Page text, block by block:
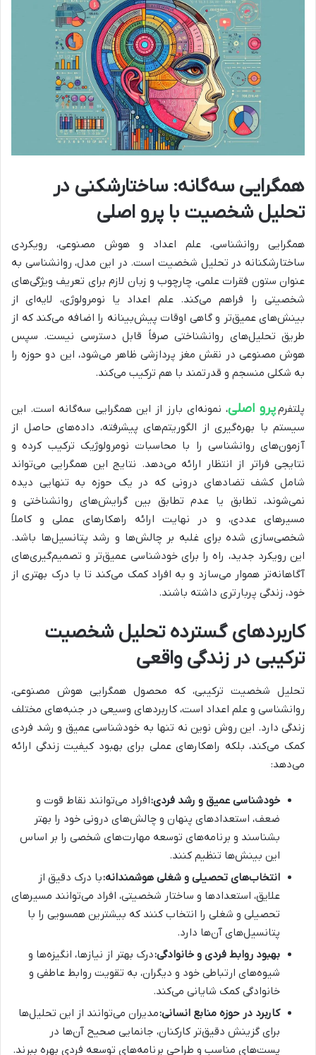
همگرایی سه‌گانه: ساختارشکنی در
تحلیل شخصیت با پرو اصلی
همگرایی روانشناسی، علم اعداد و هوش مصنوعی، رویکردی
ساختارشکنانه در تحلیل شخصیت است. در این مدل، روانشناسی به
عنوان ستون فقرات علمی، چارچوب و زبان لازم برای تعریف ویژگی‌های
شخصیتی را فراهم می‌کند. علم اعداد یا نومرولوژی، لایه‌ای از
بینش‌های عمیق‌تر و گاهی اوقات پیش‌بینانه را اضافه می‌کند که از
طریق تحلیل‌های روانشناختی صرفاً قابل دسترسی نیست. سپس
هوش مصنوعی در نقش مغز پردازشی ظاهر می‌شود، این دو حوزه را
به شکلی منسجم و قدرتمند با هم ترکیب می‌کند.
پلتفرمپرو اصلی، نمونه‌ای بارز از این همگرایی سه‌گانه است. این
سیستم با بهره‌گیری از الگوریتم‌های پیشرفته، داده‌های حاصل از
آزمون‌های روانشناسی را با محاسبات نومرولوژیک ترکیب کرده و
نتایجی فراتر از انتظار ارائه می‌دهد. نتایج این همگرایی می‌تواند
شامل کشف تضادهای درونی که در یک حوزه به تنهایی دیده
نمی‌شوند، تطابق یا عدم تطابق بین گرایش‌های روانشناختی و
مسیرهای عددی، و در نهایت ارائه راهکارهای عملی و کاملاً
شخصی‌سازی شده برای غلبه بر چالش‌ها و رشد پتانسیل‌ها باشد.
این رویکرد جدید، راه را برای خودشناسی عمیق‌تر و تصمیم‌گیری‌های
آگاهانه‌تر هموار می‌سازد و به افراد کمک می‌کند تا با درک بهتری از
خود، زندگی پربارتری داشته باشند.
کاربردهای گسترده تحلیل شخصیت
ترکیبی در زندگی واقعی
تحلیل شخصیت ترکیبی، که محصول همگرایی هوش مصنوعی،
روانشناسی و علم اعداد است، کاربردهای وسیعی در جنبه‌های مختلف
زندگی دارد. این روش نوین نه تنها به خودشناسی عمیق و رشد فردی
کمک می‌کند، بلکه راهکارهای عملی برای بهبود کیفیت زندگی ارائه
می‌دهد:
خودشناسی عمیق و رشد فردی:افراد می‌توانند نقاط قوت و
ضعف، استعدادهای پنهان و چالش‌های درونی خود را بهتر
بشناسند و برنامه‌های توسعه مهارت‌های شخصی را بر اساس
این بینش‌ها تنظیم کنند.
انتخاب‌های تحصیلی و شغلی هوشمندانه:با درک دقیق از
علایق، استعدادها و ساختار شخصیتی، افراد می‌توانند مسیرهای
تحصیلی و شغلی را انتخاب کنند که بیشترین همسویی را با
پتانسیل‌های آن‌ها دارد.
بهبود روابط فردی و خانوادگی:درک بهتر از نیازها، انگیزه‌ها و
شیوه‌های ارتباطی خود و دیگران، به تقویت روابط عاطفی و
خانوادگی کمک شایانی می‌کند.
کاربرد در حوزه منابع انسانی:مدیران می‌توانند از این تحلیل‌ها
برای گزینش دقیق‌تر کارکنان، جانمایی صحیح آن‌ها در
پست‌های مناسب و طراحی برنامه‌های توسعه فردی بهره ببرند.